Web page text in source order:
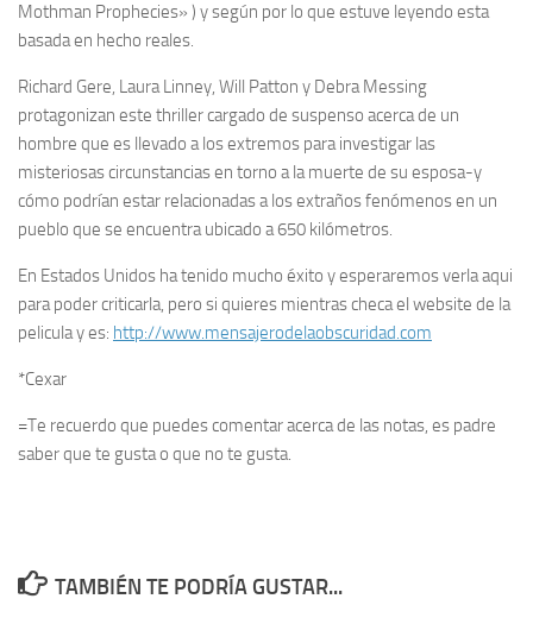
Mothman Prophecies» ) y según por lo que estuve leyendo esta
basada en hecho reales.
Richard Gere, Laura Linney, Will Patton y Debra Messing
protagonizan este thriller cargado de suspenso acerca de un
hombre que es llevado a los extremos para investigar las
misteriosas circunstancias en torno a la muerte de su esposa-y
cómo podrían estar relacionadas a los extraños fenómenos en un
pueblo que se encuentra ubicado a 650 kilómetros.
En Estados Unidos ha tenido mucho éxito y esperaremos verla aqui
para poder criticarla, pero si quieres mientras checa el website de la
pelicula y es: http://www.mensajerodelaobscuridad.com
*Cexar
=Te recuerdo que puedes comentar acerca de las notas, es padre
saber que te gusta o que no te gusta.
TAMBIÉN TE PODRÍA GUSTAR...